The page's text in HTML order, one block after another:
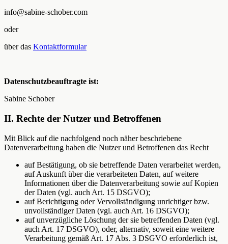
info@sabine-schober.com
oder
über das Kontaktformular
Datenschutzbeauftragte ist:
Sabine Schober
II. Rechte der Nutzer und Betroffenen
Mit Blick auf die nachfolgend noch näher beschriebene
Datenverarbeitung haben die Nutzer und Betroffenen das Recht
auf Bestätigung, ob sie betreffende Daten verarbeitet werden,
auf Auskunft über die verarbeiteten Daten, auf weitere
Informationen über die Datenverarbeitung sowie auf Kopien
der Daten (vgl. auch Art. 15 DSGVO);
auf Berichtigung oder Vervollständigung unrichtiger bzw.
unvollständiger Daten (vgl. auch Art. 16 DSGVO);
auf unverzügliche Löschung der sie betreffenden Daten (vgl.
auch Art. 17 DSGVO), oder, alternativ, soweit eine weitere
Verarbeitung gemäß Art. 17 Abs. 3 DSGVO erforderlich ist,